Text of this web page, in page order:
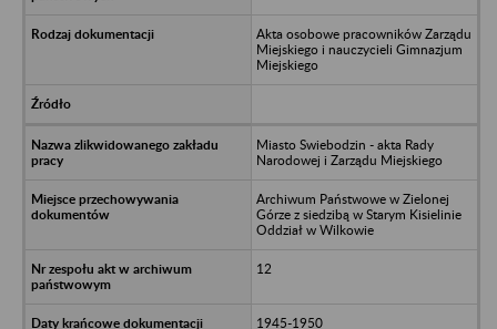
Akta osobowe pracowników Zarządu
Miejskiego i nauczycieli Gimnazjum
Miejskiego
Miasto Swiebodzin - akta Rady
Narodowej i Zarządu Miejskiego
Archiwum Państwowe w Zielonej
Górze z siedzibą w Starym Kisielinie
Oddział w Wilkowie
12
1945-1950